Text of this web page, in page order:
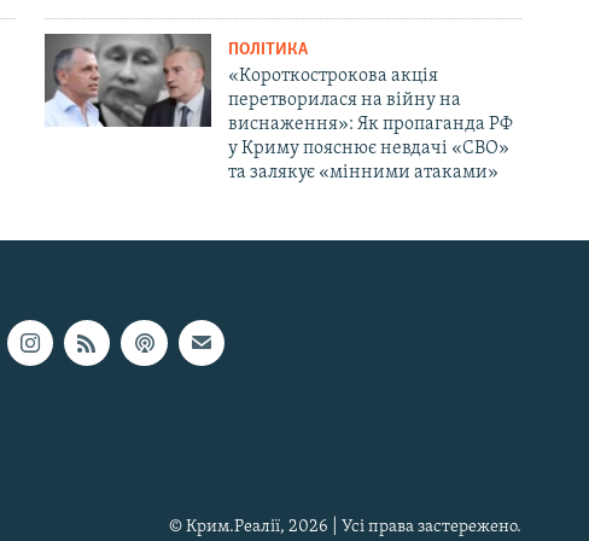
ПОЛІТИКА
«Короткострокова акція
перетворилася на війну на
виснаження»: Як пропаганда РФ
у Криму пояснює невдачі «СВО»
та залякує «мінними атаками»
© Крим.Реалії, 2026 | Усі права застережено.